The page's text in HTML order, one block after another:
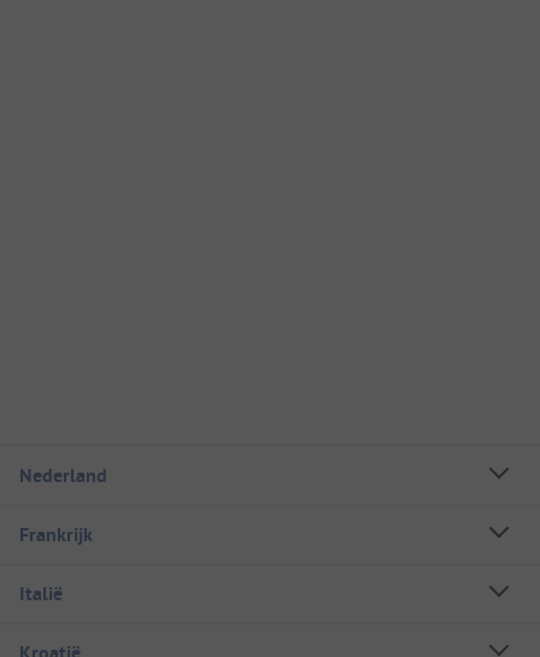
Nederland
Frankrijk
Italië